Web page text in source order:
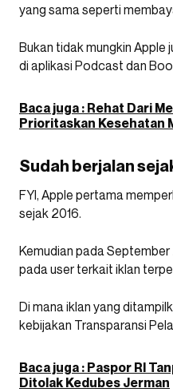
yang sama seperti
Bukan tidak mungkin Apple
di aplikasi Podcast dan
Baca juga : Rehat Dari
Prioritaskan Kesehatan
Sudah berjalan
FYI, Apple pertama
sejak 2016.
Kemudian pada
pada user terkait iklan
Di mana iklan yang
kebijakan Transparansi
Baca juga : Paspor RI
Ditolak Kedubes Jerman